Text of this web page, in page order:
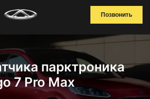
Позвонить
парктроника
7 Pro Max